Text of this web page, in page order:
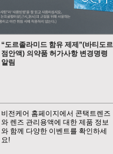
“도르졸라미드 함유 제제”(바티도르
점안액) 의약품 허가사항 변경명령
알림
비전케어 홈페이지에서 콘택트렌즈
와 렌즈 관리용액에 대한 제품 정보
와 함께 다양한 이벤트를 확인하세
요!